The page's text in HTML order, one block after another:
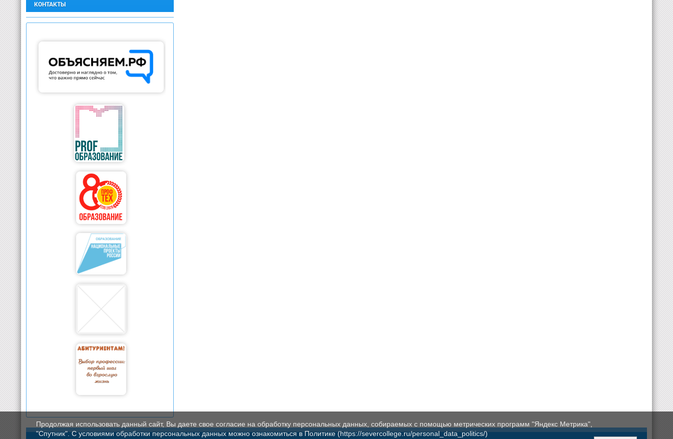
КОНТАКТЫ
Продолжая использовать данный сайт, Вы даете свое согласие на обработку персональных данных, собираемых с помощью метрических программ "Яндекс Метрика",
"Спутник". С условиями обработки персональных данных можно ознакомиться в Политике (https://severcollege.ru/personal_data_politics/)